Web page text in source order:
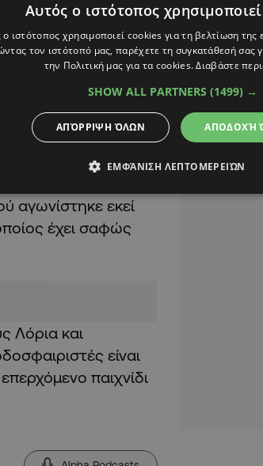
στο παιχνίδι
παιχνίδι με τον
για τον
ένα
Σε 10 συμμετοχές ο
το κενό
αγωνίστηκε εκεί
έχει σαφώς
Λόρια και
είναι
παιχνίδι
Αυτός ο ιστότοπος
ιστότοπος χρησιμοποιεί cookies για τη βελτίωση
τον ιστότοπό μας, παρέχετε τη συγκατάθεσή
την Πολιτική μας για τα cookies.Διαβάστε
SHOW ALL PARTNERS (1499) →
ΑΠΟΔΟΧΉ
ΑΠΌΡΡΙΨΗ ΌΛΩΝ
ΕΜΦΆΝΙΣΗ ΛΕΠΤΟΜΕΡΕΙΏΝ